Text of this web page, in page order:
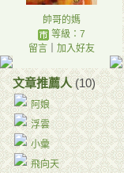
帥哥的媽
等級：7
留言｜ 加入好友
文章推薦人(10)
阿娘
浮雲
小彙
飛向天